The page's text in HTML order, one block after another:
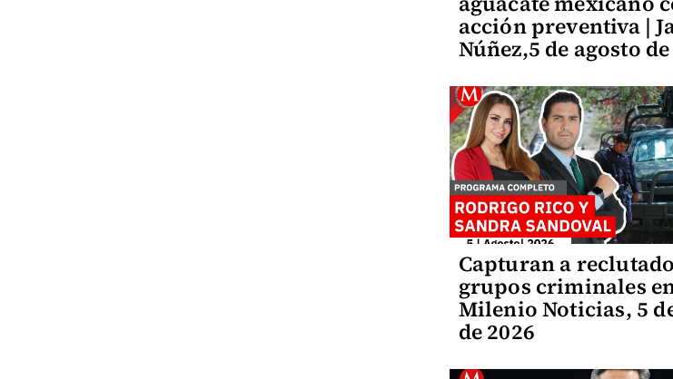
acción preventiva |
Núñez,5 de agosto
Capturan a
grupos criminales
Milenio Noticias, 5
de 2026